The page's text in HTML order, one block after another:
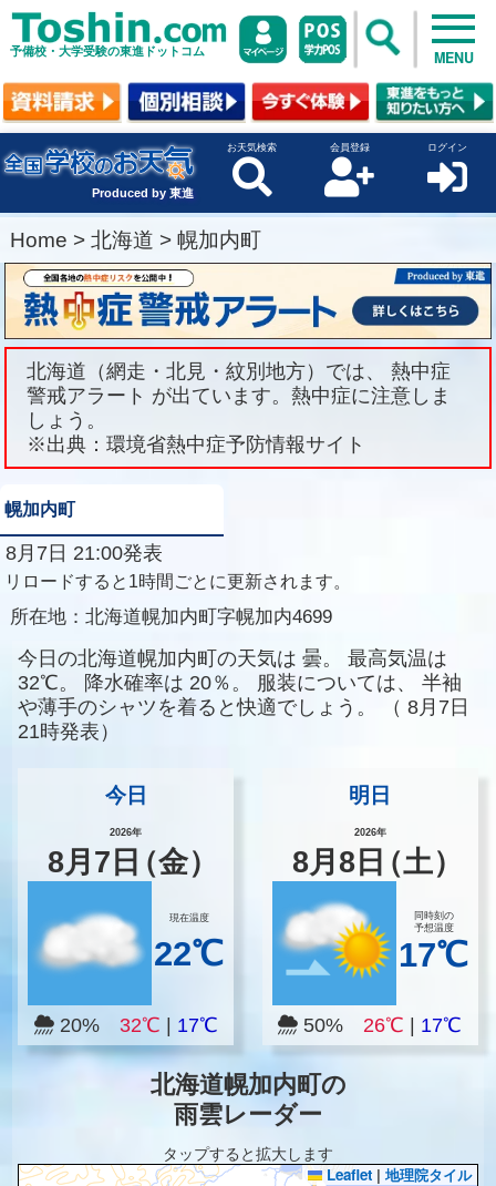
予備校・大学受験の東進ドットコム MENU
Produced by 東進
お天気検索 会員登録 ログイン
Home > 北海道 > 幌加内町
北海道（網走・北見・紋別地方）では、 熱中症
警戒アラート が出ています。熱中症に注意しま
しょう。
※出典：環境省熱中症予防情報サイト
幌加内町
8月7日 21:00発表
リロードすると1時間ごとに更新されます。
所在地： 北海道幌加内町字幌加内4699
今日の北海道幌加内町の天気は 曇。
最高気温は
32℃。
降水確率は 20％。 服装については、
半袖
や薄手のシャツを着ると快適でしょう。
（ 8月7日
21時発表）
今日
2026年
8月 7 日（金）
現在温度
22℃
20% 32℃ 17℃
明日
2026年
8月8 日（土）
同時刻の
予想温度
17℃
50% 26℃ 17℃
北海道幌加内町の
雨雲レーダー
タップすると拡大します
Leaflet | 地理院タイル